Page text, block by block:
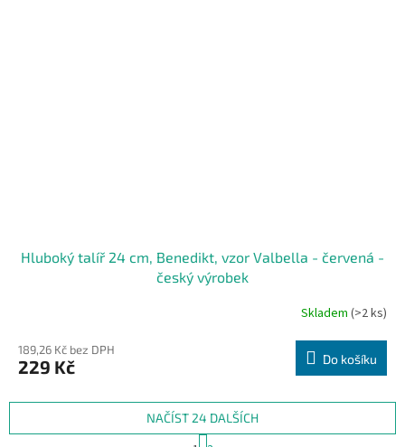
Hluboký talíř 24 cm, Benedikt, vzor Valbella - červená -
český výrobek
Skladem (>2 ks)
189,26 Kč bez DPH
229 Kč Do košíku
NAČÍST 24 DALŠÍCH
S